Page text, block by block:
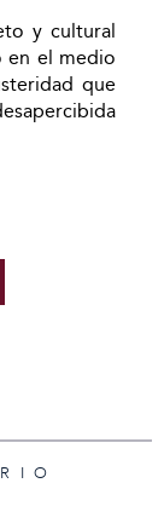
y cultural
en el medio
que